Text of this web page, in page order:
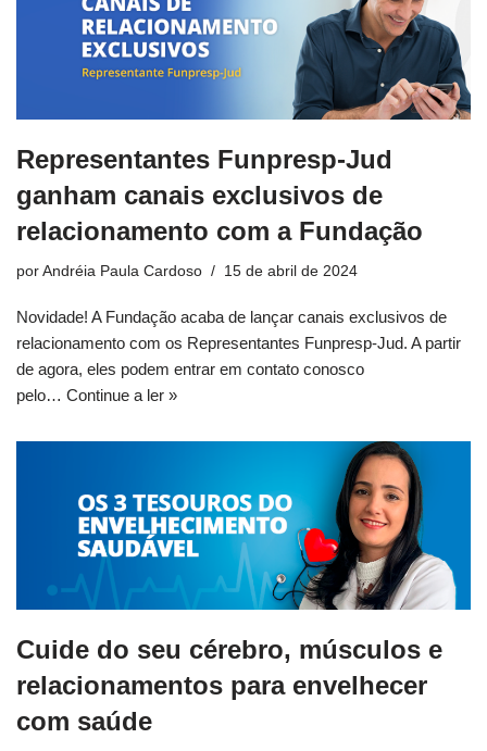
Representantes Funpresp-Jud
ganham canais exclusivos de
relacionamento com a Fundação
por Andréia Paula Cardoso 15 de abril de 2024
Novidade! A Fundação acaba de lançar canais exclusivos de
relacionamento com os Representantes Funpresp-Jud. A partir
de agora, eles podem entrar em contato conosco
pelo… Continue a ler »
Cuide do seu cérebro, músculos e
relacionamentos para envelhecer
com saúde